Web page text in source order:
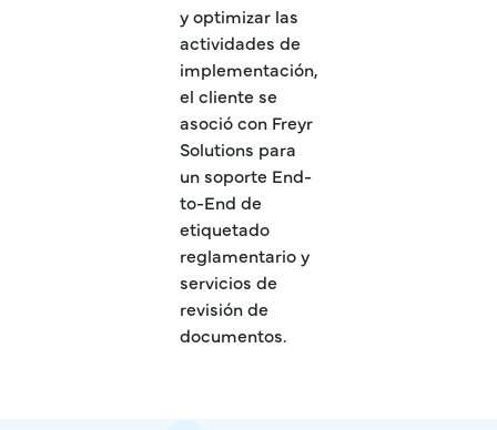
y optimizar las
actividades de
implementación,
el cliente se
asoció con Freyr
Solutions para
un soporte End-
to-End de
etiquetado
reglamentario y
servicios de
revisión de
documentos.